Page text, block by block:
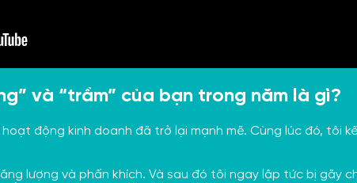
và “trầm” của bạn trong năm là gì?
động kinh doanh đã trở lại mạnh mẽ. Cùng lúc đó, tôi
lượng và phấn khích. Và sau đó tôi ngay lập tức bị